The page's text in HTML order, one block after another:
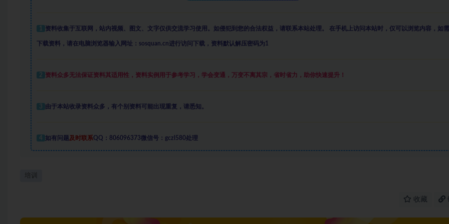
1 资料收集于互联网 ， 站内视频、图文、文字仅供交流学习使用。如侵犯到您的合法权益，请联系本站处理。 在手机上访问本站时，仅可以浏览内容，如需
下载资料，请在电脑浏览器输入网址：sosquan.cn进行访问下载， 资料默认解压密码为1
2 资料众多无法保证资料其适用性，资料实例 用于参考学习，学会变通，万变不离其宗，省时省力，助你快速提升！
3 由于本站收录资料众多，有个别资料可能出现重复，请悉知。
4 如有问题及时联系QQ：806096373微信号：gczl580处理
培训
收藏